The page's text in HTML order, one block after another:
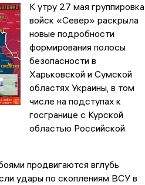
К утру 27 мая группировка
войск «Север» раскрыла
новые подробности
формирования полосы
безопасности в
Харьковской и Сумской
областях Украины, в том
числе на подступах к
госгранице с Курской
областью Российской
продвигаются вглубь
удары по скоплениям ВСУ в